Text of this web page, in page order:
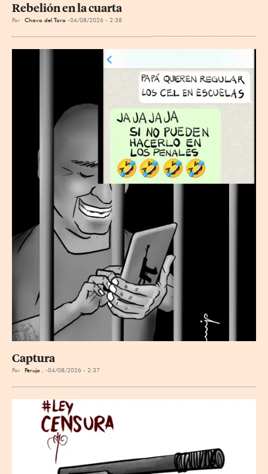
Rebelión en la cuarta
Por Chavo del Toro 04/08/2026 - 2:38
Captura
Por Perujo . 04/08/2026 - 2:37